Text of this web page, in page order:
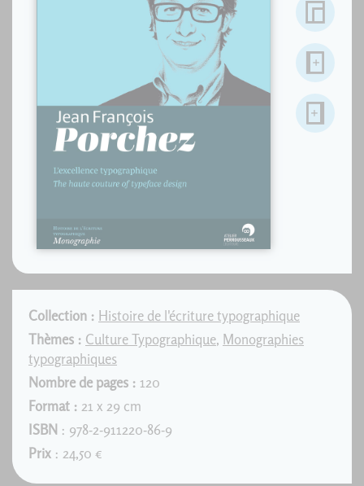
Collection : Histoire de l'écriture typographique
Thèmes : Culture Typographique, Monographies
typographiques
Nombre de pages : 120
Format : 21 x 29 cm
ISBN : 978-2-911220-86-9
Prix : 24,50 €